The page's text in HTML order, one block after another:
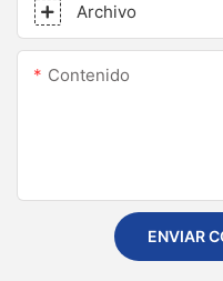
Archivo
Contenido
ENVIAR